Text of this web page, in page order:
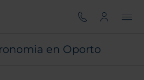
en Oporto